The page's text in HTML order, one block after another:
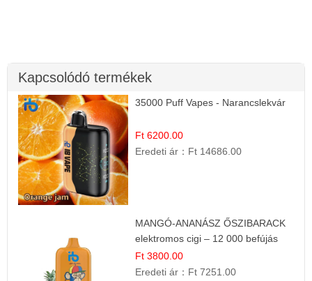
Kapcsolódó termékek
35000 Puff Vapes - Narancslekvár
Ft 6200.00
Eredeti ár： Ft 14686.00
MANGÓ-ANANÁSZ ŐSZIBARACK
elektromos cigi – 12 000 befújás
Ft 3800.00
Eredeti ár： Ft 7251.00